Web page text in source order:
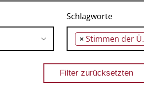
Schlagworte
× Stimmen der Überlebenden